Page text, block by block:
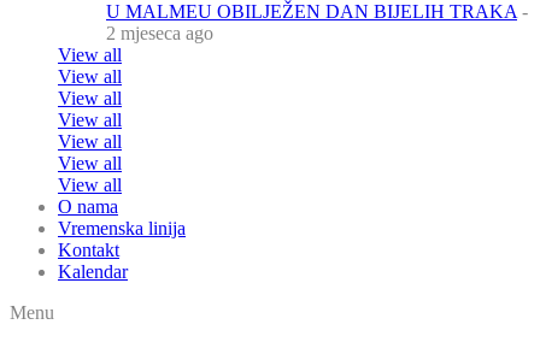
U MALMEU OBILJEŽEN DAN BIJELIH TRAKA -
2 mjeseca ago
View all
View all
View all
View all
View all
View all
View all
O nama
Vremenska linija
Kontakt
Kalendar
Menu